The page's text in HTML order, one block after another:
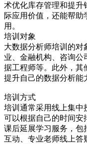
术优化库存管理和提升
际应用价值，还能帮
用。
培训对象
大数据分析师培训的对
业、金融机构、咨询公
据工程师等。此外，其
提升自己的数据分析能
培训方式
培训通常采用线上集中
可以根据自己的时间安
课后延展学习服务，包
互动、专业老师线上答